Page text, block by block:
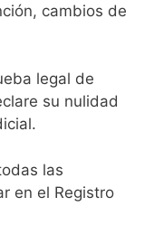
cambios de
legal de
su nulidad
las
en el Registro